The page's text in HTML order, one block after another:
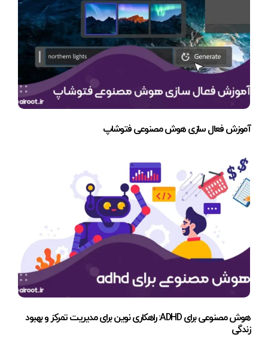
آموزش فعال سازی هوش مصنوعی فتوشاپ
هوش مصنوعی برای ADHD: راهکاری نوین برای مدیریت تمرکز و بهبود
زندگی